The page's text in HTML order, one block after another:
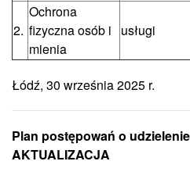
2.
Ochrona
fizyczna osób i
mienia
usługi
Łódź, 30 września 2025 r.
Plan postępowań o
AKTUALIZACJA